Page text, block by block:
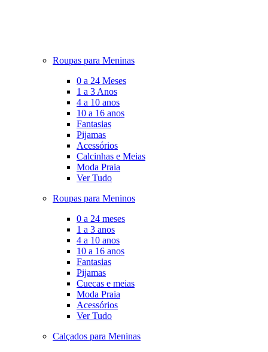
Roupas para Meninas
0 a 24 Meses
1 a 3 Anos
4 a 10 anos
10 a 16 anos
Fantasias
Pijamas
Acessórios
Calcinhas e Meias
Moda Praia
Ver Tudo
Roupas para Meninos
0 a 24 meses
1 a 3 anos
4 a 10 anos
10 a 16 anos
Fantasias
Pijamas
Cuecas e meias
Moda Praia
Acessórios
Ver Tudo
Calçados para Meninas